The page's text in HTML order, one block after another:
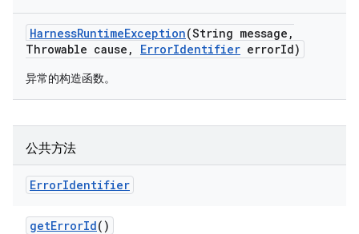
HarnessRuntimeException(String message ,
Throwable cause , ErrorIdentifier errorId)
异常的构造函数。
公共方法
ErrorIdentifier
getErrorId()